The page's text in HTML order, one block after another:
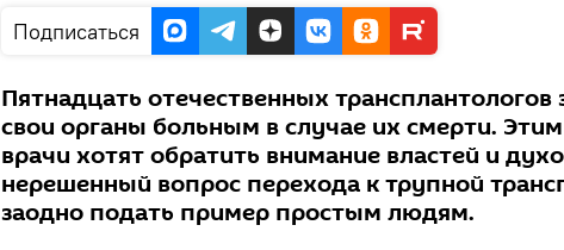
Подписаться
Пятнадцать отечественных трансплантологов
свои органы больным в случае их смерти.
врачи хотят обратить внимание властей и
нерешенный вопрос перехода к трупной
заодно подать пример простым людям.